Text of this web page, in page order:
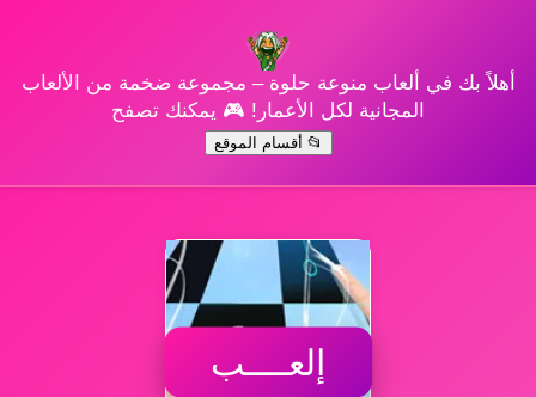
أهلاً بك في ألعاب منوعة حلوة – مجموعة ضخمة من الألعاب
المجانية لكل الأعمار! 🎮 يمكنك تصفح
📂 أقسام الموقع
إلعــــب